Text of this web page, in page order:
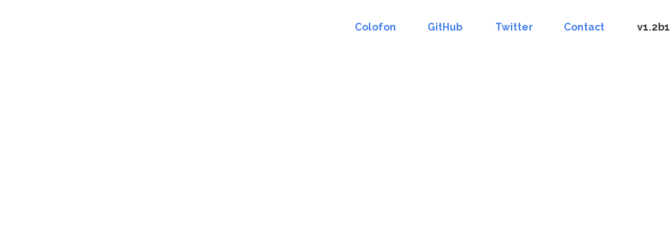
Colofon GitHub Twitter Contact v1.2b1